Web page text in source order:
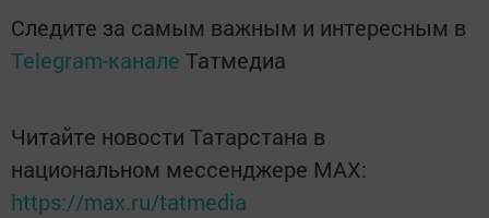
Следите за самым важным и интересным в
Telegram-канале Татмедиа
Читайте новости Татарстана в
национальном мессенджере MАХ:
https://max.ru/tatmedia